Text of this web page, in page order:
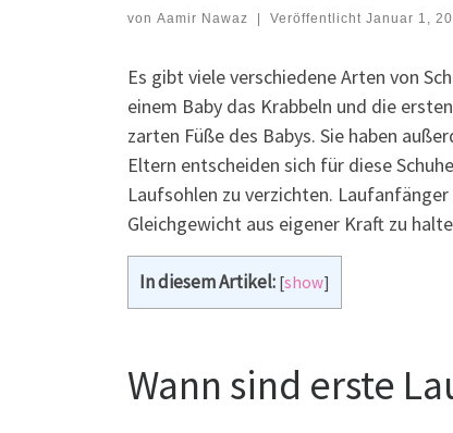
von Aamir Nawaz Veröffentlicht Januar 1,
Es gibt viele verschiedene Arten von
einem Baby das Krabbeln und die
zarten Füße des Babys. Sie haben
Eltern entscheiden sich für diese
Laufsohlen zu verzichten.
Gleichgewicht aus eigener Kraft zu
In diesem Artikel: [show]
Wann sind erste